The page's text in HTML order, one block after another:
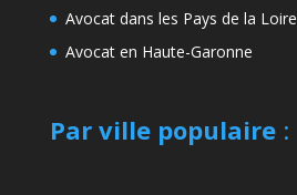
Avocat dans les Pays de la Loire
Avocat en Haute-Garonne
Par ville populaire: